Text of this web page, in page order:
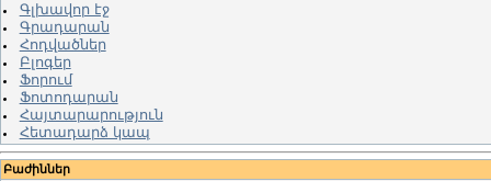
Գլխավոր էջ
Գրադարան
Հոդվածներ
Բլոգեր
Ֆորում
Ֆոտոդարան
Հայտարարություն
Հետադարձ կապ
Բաժիններ